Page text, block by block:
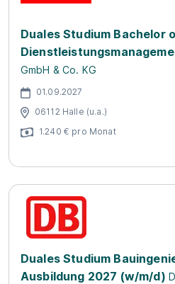
Duales Studium Bachelor
GmbH & Co. KG
01.09.2027
06112 Halle (u.a.)
1.240 € pro Monat
Duales Studium
Ausbildung 2027 (w/m/d)